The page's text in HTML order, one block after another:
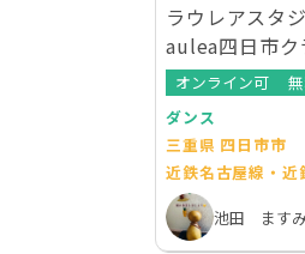
ラウレアスタ
aulea四日市ク
オンライン可
ダンス
三重県 四日市市
近鉄名古屋線・近
池田 ますみ